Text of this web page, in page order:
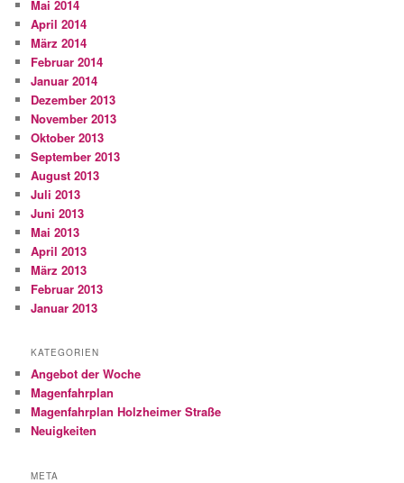
Mai 2014
April 2014
März 2014
Februar 2014
Januar 2014
Dezember 2013
November 2013
Oktober 2013
September 2013
August 2013
Juli 2013
Juni 2013
Mai 2013
April 2013
März 2013
Februar 2013
Januar 2013
KATEGORIEN
Angebot der Woche
Magenfahrplan
Magenfahrplan Holzheimer Straße
Neuigkeiten
META